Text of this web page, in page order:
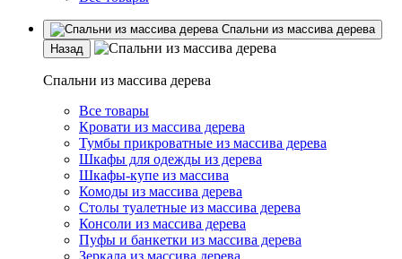
Спальни из массива дерева
Назад
Спальни из массива дерева
Все товары
Кровати из массива дерева
Тумбы прикроватные из массива дерева
Шкафы для одежды из дерева
Шкафы-купе из массива
Комоды из массива дерева
Столы туалетные из массива дерева
Консоли из массива дерева
Пуфы и банкетки из массива дерева
Зеркала из массива дерева